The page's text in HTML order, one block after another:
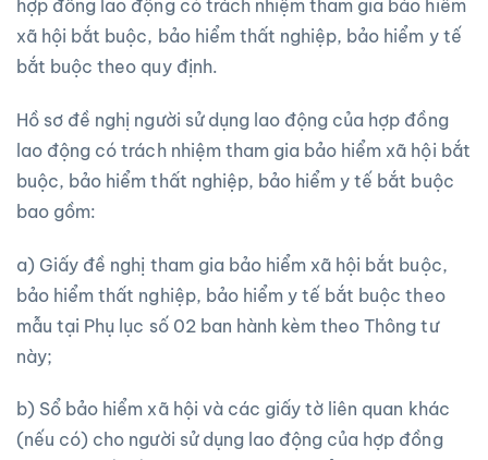
hợp đồng lao động có trách nhiệm tham gia bảo hiểm
xã hội bắt buộc, bảo hiểm thất nghiệp, bảo hiểm y tế
bắt buộc theo quy định.
Hồ sơ đề nghị người sử dụng lao động của hợp đồng
lao động có trách nhiệm tham gia bảo hiểm xã hội bắt
buộc, bảo hiểm thất nghiệp, bảo hiểm y tế bắt buộc
bao gồm:
a) Giấy đề nghị tham gia bảo hiểm xã hội bắt buộc,
bảo hiểm thất nghiệp, bảo hiểm y tế bắt buộc theo
mẫu tại Phụ lục số 02 ban hành kèm theo Thông tư
này;
b) Sổ bảo hiểm xã hội và các giấy tờ liên quan khác
(nếu có) cho người sử dụng lao động của hợp đồng